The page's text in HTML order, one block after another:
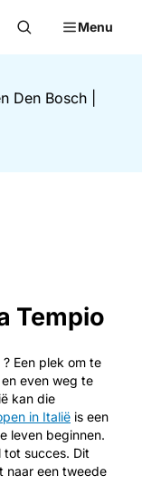
Menu
Den Bosch
Tempio
? Een plek om te
even weg te
kan die
in Italië is een
leven beginnen.
tot succes. Dit
naar een tweede